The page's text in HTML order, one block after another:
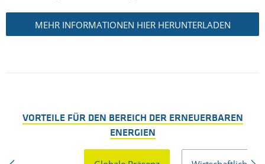
MEHR INFORMATIONEN HIER HERUNTERLADEN
VORTEILE FÜR DEN BEREICH DER ERNEUERBAREN
ENERGIEN